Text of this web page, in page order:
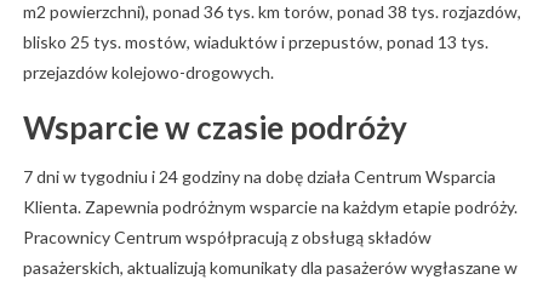
m2 powierzchni), ponad 36 tys. km torów, ponad 38 tys. rozjazdów,
blisko 25 tys. mostów, wiaduktów i przepustów, ponad 13 tys.
przejazdów kolejowo-drogowych.
Wsparcie w czasie podróży
7 dni w tygodniu i 24 godziny na dobę działa Centrum Wsparcia
Klienta. Zapewnia podróżnym wsparcie na każdym etapie podróży.
Pracownicy Centrum współpracują z obsługą składów
pasażerskich, aktualizują komunikaty dla pasażerów wygłaszane w